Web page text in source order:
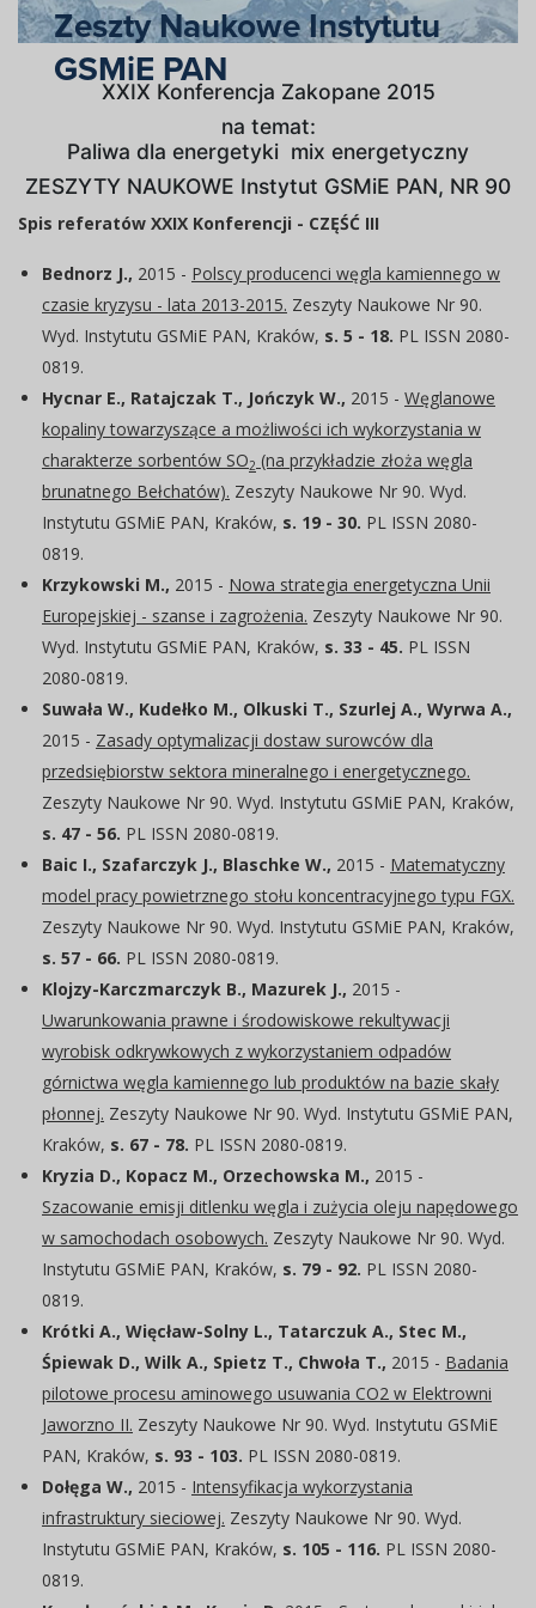
Zeszty Naukowe Instytutu
GSMiE PAN
XXIX Konferencja Zakopane 2015
na temat:
Paliwa dla energetyki  mix energetyczny
ZESZYTY NAUKOWE Instytut GSMiE PAN, NR 90
Spis referatów XXIX Konferencji - CZĘŚĆ III
Bednorz J., 2015 - Polscy producenci węgla kamiennego w
czasie kryzysu - lata 2013-2015. Zeszyty Naukowe Nr 90.
Wyd. Instytutu GSMiE PAN, Kraków, s. 5 - 18. PL ISSN 2080-
0819.
Hycnar E., Ratajczak T., Jończyk W., 2015 - Węglanowe
kopaliny towarzyszące a możliwości ich wykorzystania w
charakterze sorbentów SO2 (na przykładzie złoża węgla
brunatnego Bełchatów). Zeszyty Naukowe Nr 90. Wyd.
Instytutu GSMiE PAN, Kraków, s. 19 - 30. PL ISSN 2080-
0819.
Krzykowski M., 2015 - Nowa strategia energetyczna Unii
Europejskiej - szanse i zagrożenia. Zeszyty Naukowe Nr 90.
Wyd. Instytutu GSMiE PAN, Kraków, s. 33 - 45. PL ISSN
2080-0819.
Suwała W., Kudełko M., Olkuski T., Szurlej A., Wyrwa A.,
2015 - Zasady optymalizacji dostaw surowców dla
przedsiębiorstw sektora mineralnego i energetycznego.
Zeszyty Naukowe Nr 90. Wyd. Instytutu GSMiE PAN, Kraków,
s. 47 - 56. PL ISSN 2080-0819.
Baic I., Szafarczyk J., Blaschke W., 2015 - Matematyczny
model pracy powietrznego stołu koncentracyjnego typu FGX.
Zeszyty Naukowe Nr 90. Wyd. Instytutu GSMiE PAN, Kraków,
s. 57 - 66. PL ISSN 2080-0819.
Klojzy-Karczmarczyk B., Mazurek J., 2015 -
Uwarunkowania prawne i środowiskowe rekultywacji
wyrobisk odkrywkowych z wykorzystaniem odpadów
górnictwa węgla kamiennego lub produktów na bazie skały
płonnej. Zeszyty Naukowe Nr 90. Wyd. Instytutu GSMiE PAN,
Kraków, s. 67 - 78. PL ISSN 2080-0819.
Kryzia D., Kopacz M., Orzechowska M., 2015 -
Szacowanie emisji ditlenku węgla i zużycia oleju napędowego
w samochodach osobowych. Zeszyty Naukowe Nr 90. Wyd.
Instytutu GSMiE PAN, Kraków, s. 79 - 92. PL ISSN 2080-
0819.
Krótki A., Więcław-Solny L., Tatarczuk A., Stec M.,
Śpiewak D., Wilk A., Spietz T., Chwoła T., 2015 - Badania
pilotowe procesu aminowego usuwania CO2 w Elektrowni
Jaworzno II. Zeszyty Naukowe Nr 90. Wyd. Instytutu GSMiE
PAN, Kraków, s. 93 - 103. PL ISSN 2080-0819.
Dołęga W., 2015 - Intensyfikacja wykorzystania
infrastruktury sieciowej. Zeszyty Naukowe Nr 90. Wyd.
Instytutu GSMiE PAN, Kraków, s. 105 - 116. PL ISSN 2080-
0819.